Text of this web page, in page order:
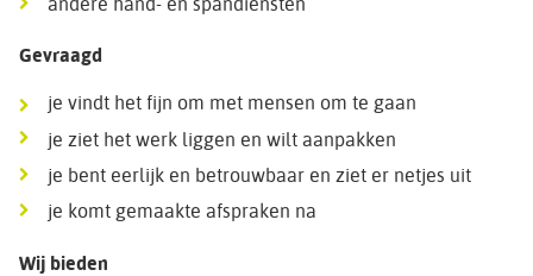
Gevraagd
je vindt het fijn om met mensen om te gaan
je ziet het werk liggen en wilt aanpakken
je bent eerlijk en betrouwbaar en ziet er netjes uit
je komt gemaakte afspraken na
Wij bieden